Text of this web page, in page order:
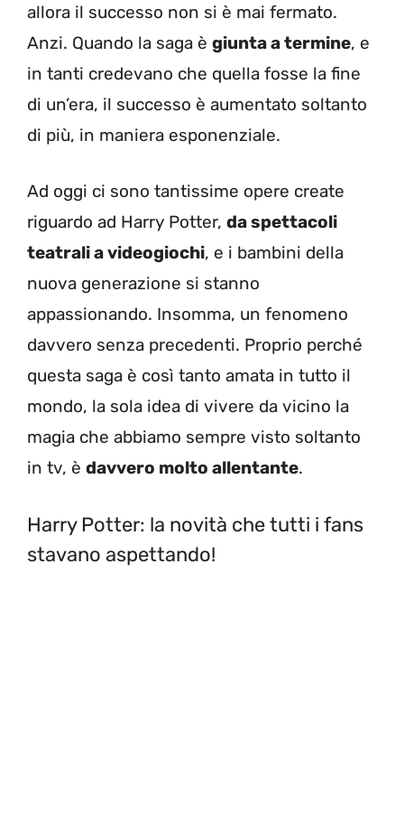
allora il successo non si è mai fermato.
Anzi. Quando la saga è giunta a termine, e
in tanti credevano che quella fosse la fine
di un’era, il successo è aumentato soltanto
di più, in maniera esponenziale.
Ad oggi ci sono tantissime opere create
riguardo ad Harry Potter, da spettacoli
teatrali a videogiochi, e i bambini della
nuova generazione si stanno
appassionando. Insomma, un fenomeno
davvero senza precedenti. Proprio perché
questa saga è così tanto amata in tutto il
mondo, la sola idea di vivere da vicino la
magia che abbiamo sempre visto soltanto
in tv, è davvero molto allentante.
Harry Potter: la novità che tutti i fans
stavano aspettando!